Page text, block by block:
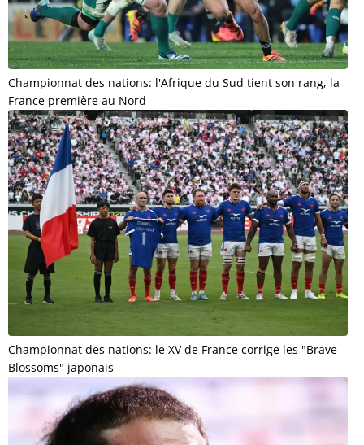
Championnat des nations: l'Afrique du Sud tient son rang, la
France première au Nord
Championnat des nations: le XV de France corrige les "Brave
Blossoms" japonais